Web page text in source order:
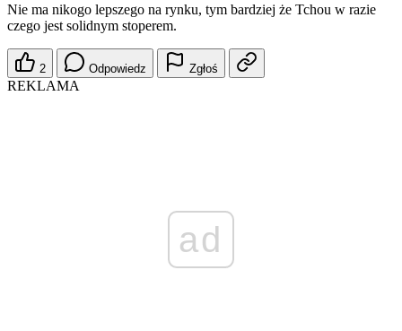
Nie ma nikogo lepszego na rynku, tym bardziej że Tchou w razie
czego jest solidnym stoperem.
2 Odpowiedz Zgłoś
REKLAMA
ad